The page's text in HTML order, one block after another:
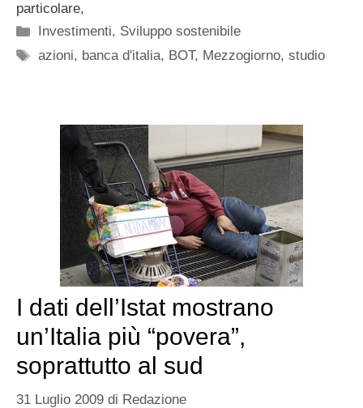
particolare,
Categorie
Investimenti, Sviluppo sostenibile
Tag
azioni, banca d'italia, BOT, Mezzogiorno,studio
I dati dell’Istat mostrano
un’Italia più “povera”,
soprattutto al sud
31 Luglio 2009 di Redazione